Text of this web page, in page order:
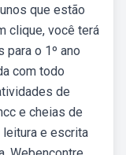
que estão
clique, você terá
para o 1º ano
com todo
de
e cheias de
leitura e escrita